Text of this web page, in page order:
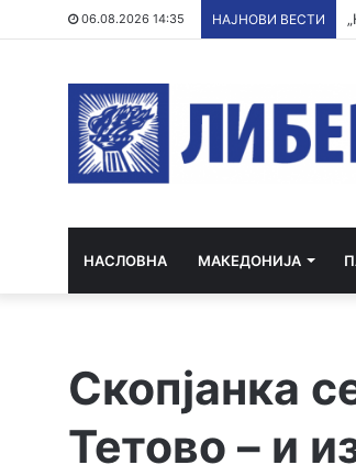
06.08.2026 14:35 НАЈНОВИ ВЕСТИ
НАСЛОВНА МАКЕДОНИЈА
Скопјанка
Тетово – и